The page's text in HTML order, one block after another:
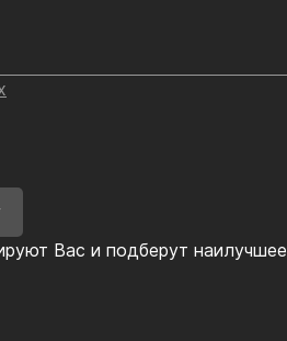
Вас и подберут наилучшее